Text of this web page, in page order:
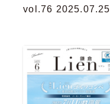
vol.76 2025.07.25